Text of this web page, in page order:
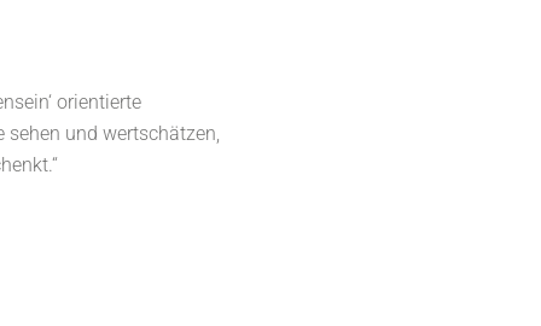
orientierte
und wertschätzen,